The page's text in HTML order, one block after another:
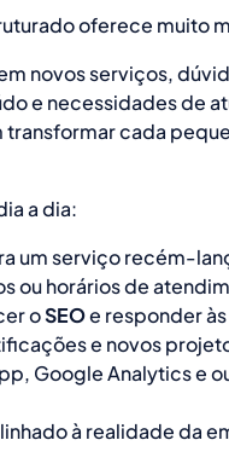
oferece muito
novos serviços,
e necessidades de
cada
a dia:
um serviço recém-
ou horários de
oSEOe responder
e novos
Google Analytics e
à realidade da